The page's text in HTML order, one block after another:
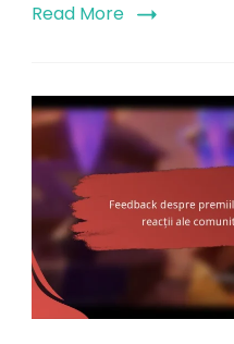
Read More